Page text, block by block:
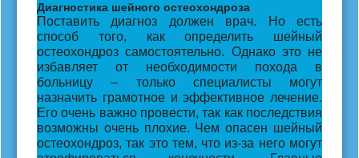
Диагностика шейного остеохондроза
Поставить диагноз должен врач. Но есть
способ того, как определить шейный
остеохондроз самостоятельно. Однако это не
избавляет от необходимости похода в
больницу – только специалисты могут
назначить грамотное и эффективное лечение.
Его очень важно провести, так как последствия
возможны очень плохие. Чем опасен шейный
остеохондроз, так это тем, что из-за него могут